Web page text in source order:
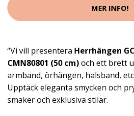
MER INFO!
“Vi vill presentera Herrhängen
CMN80801 (50 cm)och ett brett
armband, örhängen, halsband,
Upptäck eleganta smycken och
smaker och exklusiva stilar.